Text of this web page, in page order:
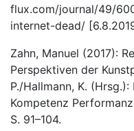
flux.com/journal/49/
internet-dead/
Zahn, Manuel (2017):
Perspektiven der
P./Hallmann, K.
Kompetenz
S. 91–104.